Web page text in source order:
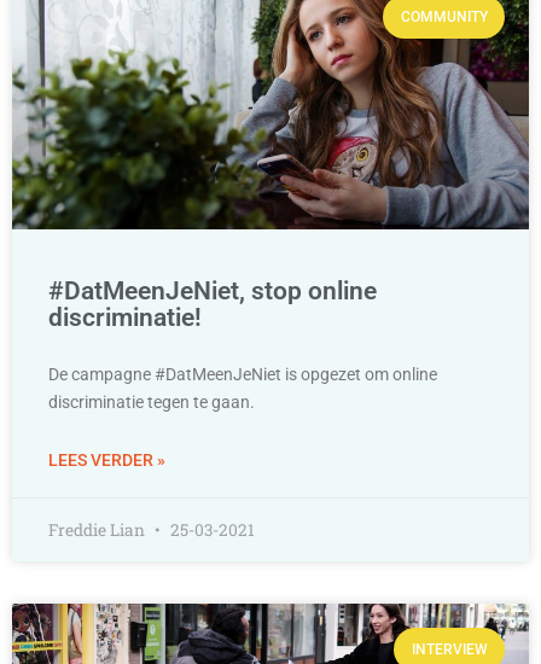
COMMUNITY
#DatMeenJeNiet, stop online
discriminatie!
De campagne #DatMeenJeNiet is opgezet om online
discriminatie tegen te gaan.
LEES VERDER »
Freddie Lian 25-03-2021
INTERVIEW